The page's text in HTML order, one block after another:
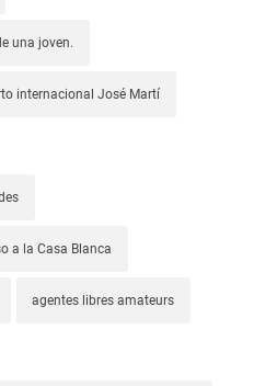
una joven.
internacional José Martí
a la Casa Blanca
agentes libres amateurs